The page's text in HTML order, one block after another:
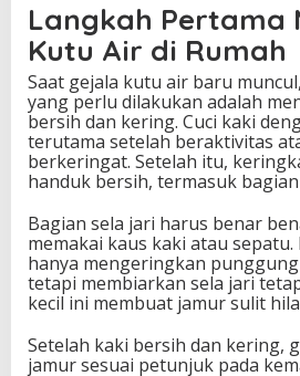
Langkah Pertama
Kutu Air di Rumah
Saat gejala kutu air baru
yang perlu dilakukan adalah
bersih dan kering. Cuci kaki
terutama setelah beraktivitas
berkeringat. Setelah itu,
handuk bersih, termasuk
Bagian sela jari harus benar
memakai kaus kaki atau
hanya mengeringkan
tetapi membiarkan sela jari
kecil ini membuat jamur sulit
Setelah kaki bersih dan kering,
jamur sesuai petunjuk pada